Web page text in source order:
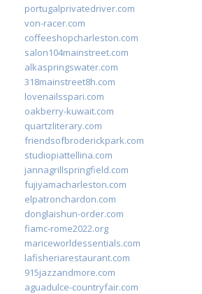
portugalprivatedriver.com
von-racer.com
coffeeshopcharleston.com
salon104mainstreet.com
alkaspringswater.com
318mainstreet8h.com
lovenailsspari.com
oakberry-kuwait.com
quartzliterary.com
friendsofbroderickpark.com
studiopiattellina.com
jannagrillspringfield.com
fujiyamacharleston.com
elpatronchardon.com
donglaishun-order.com
fiamc-rome2022.org
mariceworldessentials.com
lafisheriarestaurant.com
915jazzandmore.com
aguadulce-countryfair.com